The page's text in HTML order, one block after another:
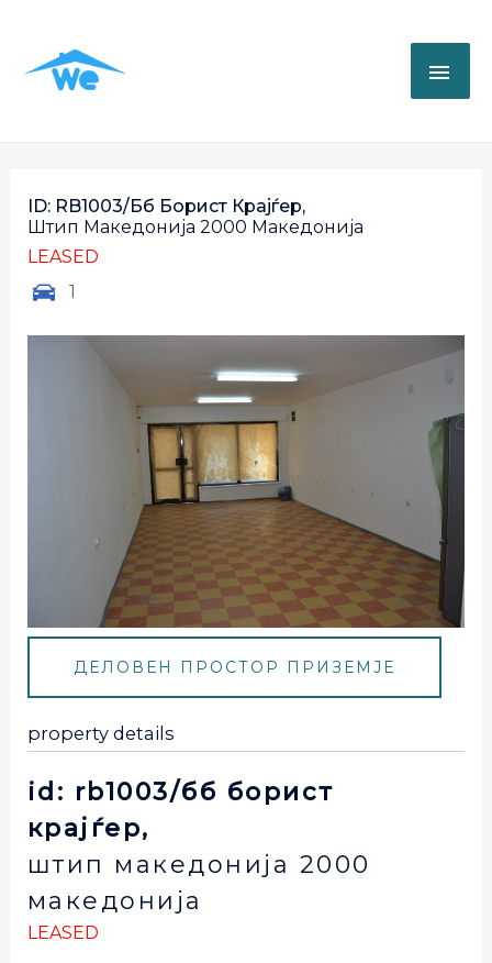
ID: RB1003/бб Борист Крајѓер,
Штип Македонија 2000 Македонија
LEASED
1
ДЕЛОВЕН ПРОСТОР ПРИЗЕМЈЕ
property details
id: rb1003/бб борист
крајѓер,
штип македонија 2000
македонија
LEASED